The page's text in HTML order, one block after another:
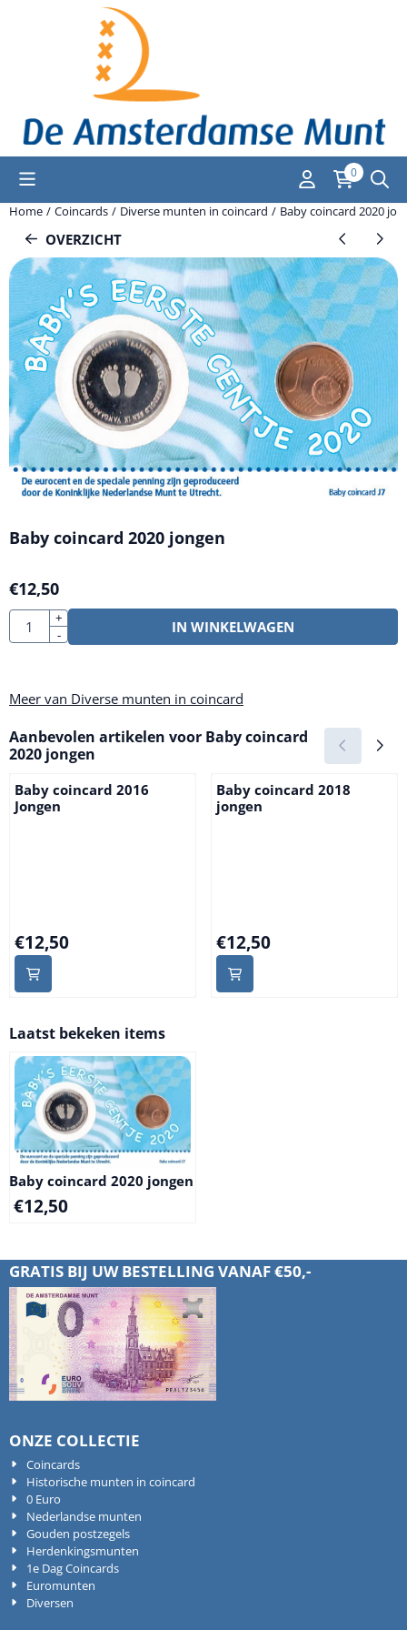
Cookievoorkeuren zijn momenteel gesloten.
0
Home / Coincards / Diverse munten in coincard / Baby coincard 2020
OVERZICHT
Baby coincard 2020 jongen
€12,50
Aantal
+
-
IN WINKELWAGEN
Meer van Diverse munten in coincard
Aanbevolen artikelen voor Baby coincard
2020 jongen
Baby coincard 2016
Jongen
Prijs: 12,50
€12,50
Baby coincard 2018
jongen
Prijs: 12,50
€12,50
Laatst bekeken items
Baby coincard 2020 jongen
€12,50
GRATIS BIJ UW BESTELLING VANAF €50,-
ONZE COLLECTIE
Coincards
Historische munten in coincard
0 Euro
Nederlandse munten
Gouden postzegels
Herdenkingsmunten
1e Dag Coincards
Euromunten
Diversen